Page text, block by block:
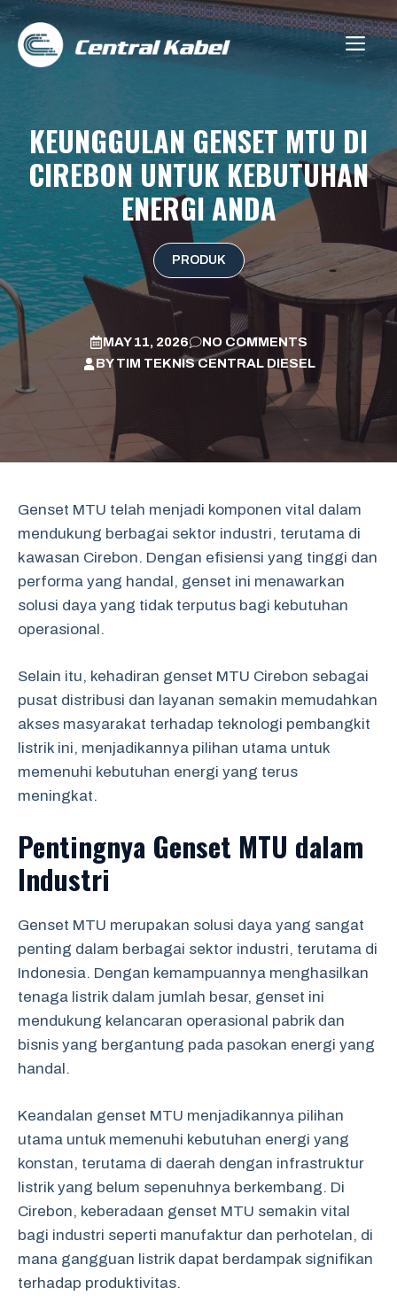
Skip
content
KEUNGGULAN GENSET MTU DI
CIREBON UNTUK KEBUTUHAN
ENERGI ANDA
PRODUK
MAY 11, 2026
NO COMMENTS
BYTIM TEKNIS CENTRAL DIESEL
Genset MTU telah menjadi komponen vital dalam
mendukung berbagai sektor industri, terutama di
kawasan Cirebon. Dengan efisiensi yang tinggi dan
performa yang handal, genset ini menawarkan
solusi daya yang tidak terputus bagi kebutuhan
operasional.
Selain itu, kehadiran genset MTU Cirebon sebagai
pusat distribusi dan layanan semakin memudahkan
akses masyarakat terhadap teknologi pembangkit
listrik ini, menjadikannya pilihan utama untuk
memenuhi kebutuhan energi yang terus
meningkat.
Pentingnya Genset MTU dalam
Industri
Genset MTU merupakan solusi daya yang sangat
penting dalam berbagai sektor industri, terutama di
Indonesia. Dengan kemampuannya menghasilkan
tenaga listrik dalam jumlah besar, genset ini
mendukung kelancaran operasional pabrik dan
bisnis yang bergantung pada pasokan energi yang
handal.
Keandalan genset MTU menjadikannya pilihan
utama untuk memenuhi kebutuhan energi yang
konstan, terutama di daerah dengan infrastruktur
listrik yang belum sepenuhnya berkembang. Di
Cirebon, keberadaan genset MTU semakin vital
bagi industri seperti manufaktur dan perhotelan, di
mana gangguan listrik dapat berdampak signifikan
terhadap produktivitas.